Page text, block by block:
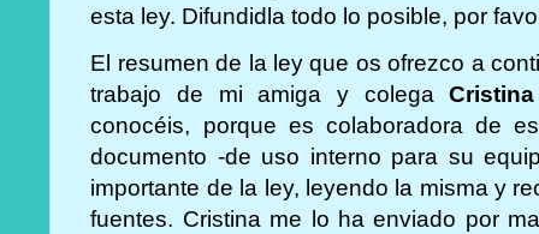
esta ley. Difundidla todo lo posible, por
El resumen de la ley que os ofrezco a
trabajo de mi amiga y colega
conocéis, porque es colaboradora de
documento -de uso interno para su
importante de la ley, leyendo la misma y
fuentes. Cristina me lo ha enviado por